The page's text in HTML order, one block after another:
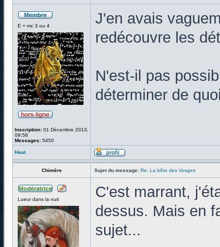
E = mc 3 ou 4
Inscription: 01 Décembre 2013,
09:58
Messages: 5450
J'en avais
redécouvre les
N'est-il pas
déterminer de
Haut
Chimère Sujet du message: Re: La bête des Vosges
Lueur dans la nuit
C'est marrant,
dessus. Mais en
sujet...